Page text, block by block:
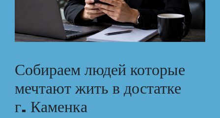
Собираем людей которые
мечтают жить в достатке
г. Каменка